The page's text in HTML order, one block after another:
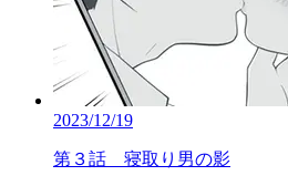
2023/12/19
第３話 寝取り男の影